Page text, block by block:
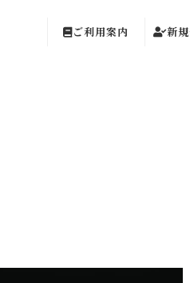
ご利用案内 新